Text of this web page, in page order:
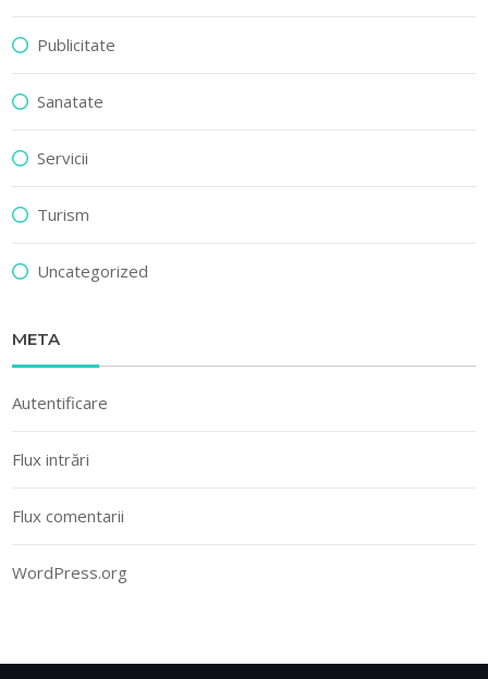
Publicitate
Sanatate
Servicii
Turism
Uncategorized
META
Autentificare
Flux intrări
Flux comentarii
WordPress.org